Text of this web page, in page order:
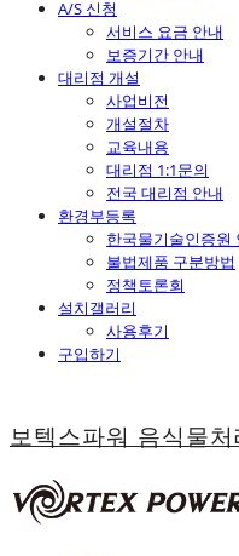
A/S 신청
서비스 요금 안내
보증기간 안내
대리점 개설
사업비전
개설절차
교육내용
대리점 1:1문의
전국 대리점 안내
환경부등록
한국물기술인증원
불법제품 구분방법
정책토론회
설치갤러리
사용후기
구입하기
보텍스파워 음식물처